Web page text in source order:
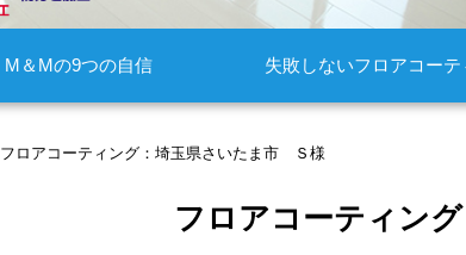
M＆Mの9つの自信 失敗しないフロアコー
フロアコーティング：埼玉県さいたま市 Ｓ様
フロアコーティン